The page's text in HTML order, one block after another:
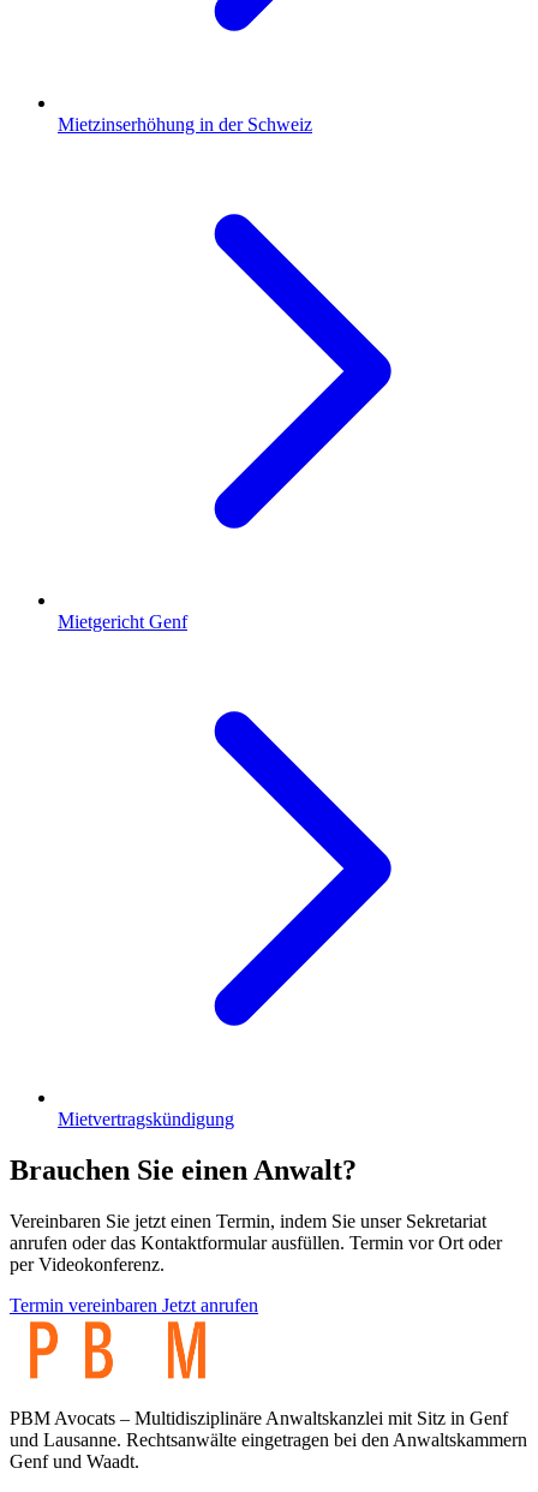
Mietzinserhöhung in der Schweiz
Mietgericht Genf
Mietvertragskündigung
Brauchen Sie einen Anwalt?
Vereinbaren Sie jetzt einen Termin, indem Sie unser Sekretariat
anrufen oder das Kontaktformular ausfüllen. Termin vor Ort oder
per Videokonferenz.
Termin vereinbaren Jetzt anrufen
PBM Avocats – Multidisziplinäre Anwaltskanzlei mit Sitz in Genf
und Lausanne. Rechtsanwälte eingetragen bei den Anwaltskammern
Genf und Waadt.